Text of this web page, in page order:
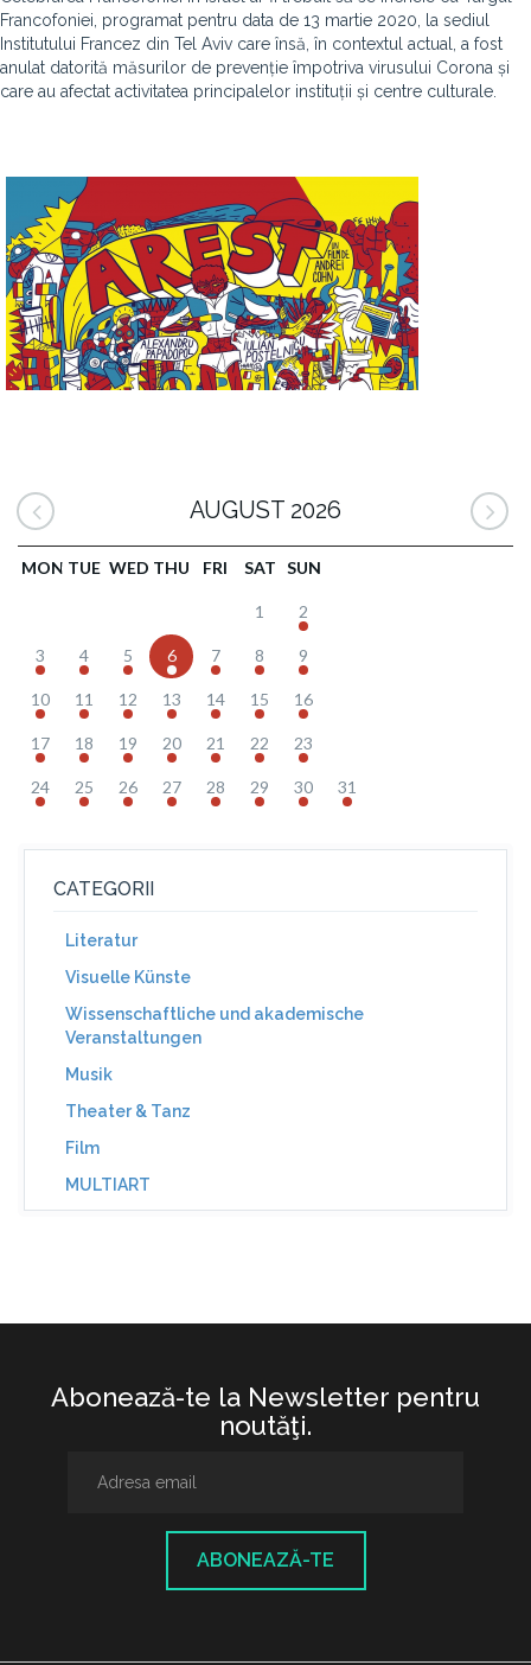
Francofoniei, programat pentru data de 13 martie 2020, la sediul
Institutului Francez din Tel Aviv care însă, în contextul actual, a fost
anulat datorită măsurilor de prevenție împotriva virusului Corona și
care au afectat activitatea principalelor instituții și centre culturale.
AUGUST 2026
MON TUE WED THU FRI SAT SUN
1 2
3 4 5 6 7 8 9
10 11 12 13 14 15 16
17 18 19 20 21 22 23
24 25 26 27 28 29 30 31
CATEGORII
Literatur
Visuelle Künste
Wissenschaftliche und akademische
Veranstaltungen
Musik
Theater & Tanz
Film
MULTIART
Abonează-te la Newsletter pentru
noutăţi.
ABONEAZĂ-TE